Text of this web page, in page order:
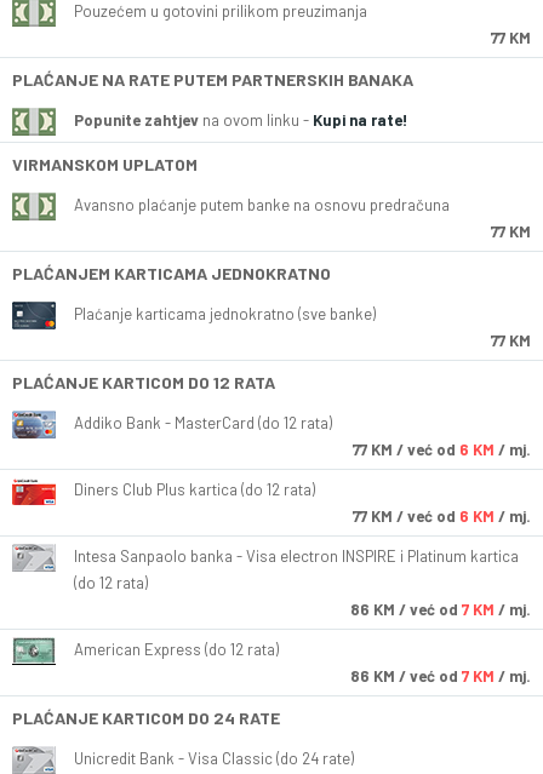
Pouzećem u gotovini prilikom preuzimanja
77 KM
PLAĆANJE NA RATE PUTEM PARTNERSKIH BANAKA
Popunite zahtjev na ovom linku - Kupi na rate!
VIRMANSKOM UPLATOM
Avansno plaćanje putem banke na osnovu predračuna
77 KM
PLAĆANJEM KARTICAMA JEDNOKRATNO
Plaćanje karticama jednokratno (sve banke)
77 KM
PLAĆANJE KARTICOM DO 12 RATA
Addiko Bank - MasterCard (do 12 rata)
77 KM / već od 6 KM / mj.
Diners Club Plus kartica (do 12 rata)
77 KM / već od 6 KM / mj.
Intesa Sanpaolo banka - Visa electron INSPIRE i Platinum kartica
(do 12 rata)
86 KM / već od 7 KM / mj.
American Express (do 12 rata)
86 KM / već od 7 KM / mj.
PLAĆANJE KARTICOM DO 24 RATE
Unicredit Bank - Visa Classic (do 24 rate)